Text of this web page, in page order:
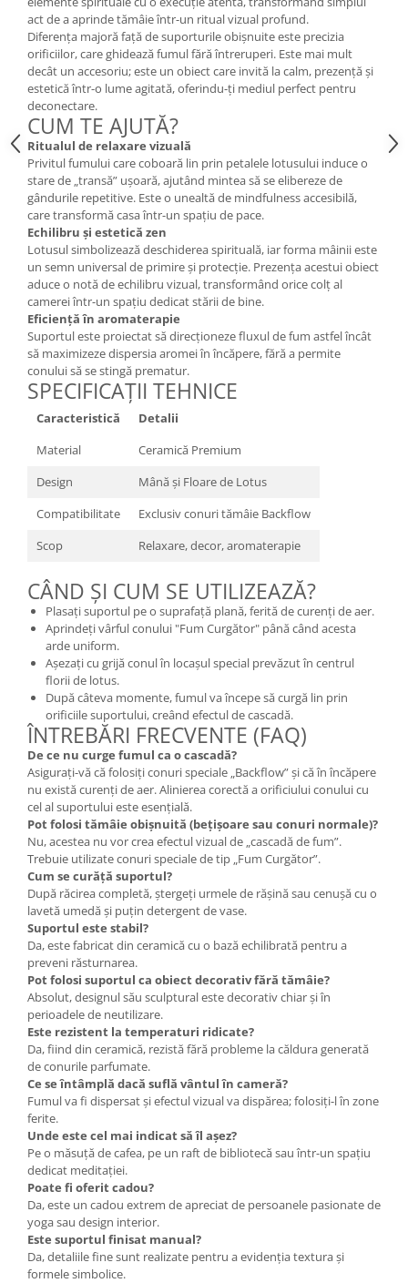
Cătină
Chlorella
Colina
Electroliti
Produse Apicole
Cacao
act de a aprinde tămâie într-un ritual vizual profund.
Diferența majoră față de suporturile obișnuite este precizia
orificiilor, care ghidează fumul fără întreruperi. Este mai mult
decât un accesoriu; este un obiect care invită la calm, prezență și
estetică într-o lume agitată, oferindu-ți mediul perfect pentru
deconectare.
CUM TE AJUTĂ?
Ritualul de relaxare vizuală
Privitul fumului care coboară lin prin petalele lotusului induce o
stare de „transă” ușoară, ajutând mintea să se elibereze de
gândurile repetitive. Este o unealtă de mindfulness accesibilă,
care transformă casa într-un spațiu de pace.
Echilibru și estetică zen
Lotusul simbolizează deschiderea spirituală, iar forma mâinii este
un semn universal de primire și protecție. Prezența acestui obiect
aduce o notă de echilibru vizual, transformând orice colț al
camerei într-un spațiu dedicat stării de bine.
Eficiență în aromaterapie
Suportul este proiectat să direcționeze fluxul de fum astfel încât
să maximizeze dispersia aromei în încăpere, fără a permite
conului să se stingă prematur.
SPECIFICAȚII TEHNICE
Caracteristică
Detalii
Material
Ceramică Premium
Design
Mână și Floare de Lotus
Compatibilitate
Exclusiv conuri tămâie Backflow
Scop
Relaxare, decor, aromaterapie
CÂND ȘI CUM SE UTILIZEAZĂ?
Plasați suportul pe o suprafață plană, ferită de curenți de aer.
Aprindeți vârful conului "Fum Curgător" până când acesta
arde uniform.
Așezați cu grijă conul în locașul special prevăzut în centrul
florii de lotus.
După câteva momente, fumul va începe să curgă lin prin
orificiile suportului, creând efectul de cascadă.
ÎNTREBĂRI FRECVENTE (FAQ)
De ce nu curge fumul ca o cascadă?
Asigurați-vă că folosiți conuri speciale „Backflow” și că în încăpere
nu există curenți de aer. Alinierea corectă a orificiului conului cu
cel al suportului este esențială.
Pot folosi tămâie obișnuită (bețișoare sau conuri normale)?
Nu, acestea nu vor crea efectul vizual de „cascadă de fum”.
Trebuie utilizate conuri speciale de tip „Fum Curgător”.
Cum se curăță suportul?
După răcirea completă, ștergeți urmele de rășină sau cenușă cu o
lavetă umedă și puțin detergent de vase.
Suportul este stabil?
Da, este fabricat din ceramică cu o bază echilibrată pentru a
preveni răsturnarea.
Pot folosi suportul ca obiect decorativ fără tămâie?
Absolut, designul său sculptural este decorativ chiar și în
perioadele de neutilizare.
Este rezistent la temperaturi ridicate?
Da, fiind din ceramică, rezistă fără probleme la căldura generată
de conurile parfumate.
Ce se întâmplă dacă suflă vântul în cameră?
Fumul va fi dispersat și efectul vizual va dispărea; folosiți-l în zone
ferite.
Unde este cel mai indicat să îl așez?
Pe o măsuță de cafea, pe un raft de bibliotecă sau într-un spațiu
dedicat meditației.
Poate fi oferit cadou?
Da, este un cadou extrem de apreciat de persoanele pasionate de
yoga sau design interior.
Este suportul finisat manual?
Da, detaliile fine sunt realizate pentru a evidenția textura și
formele simbolice.